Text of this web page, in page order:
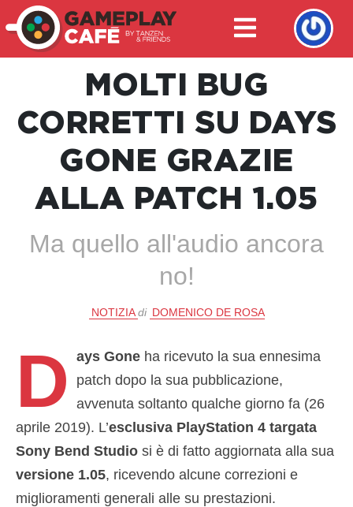
MOLTI BUG
CORRETTI SU DAYS
GONE GRAZIE
ALLA PATCH 1.05
Ma quello all'audio ancora
no!
NOTIZIA di DOMENICO DE ROSA
D ays Gone ha ricevuto la sua ennesima
patch dopo la sua pubblicazione,
avvenuta soltanto qualche giorno fa (26
aprile 2019). L’esclusiva PlayStation 4 targata
Sony Bend Studio si è di fatto aggiornata alla sua
versione 1.05, ricevendo alcune correzioni e
miglioramenti generali alle su prestazioni.